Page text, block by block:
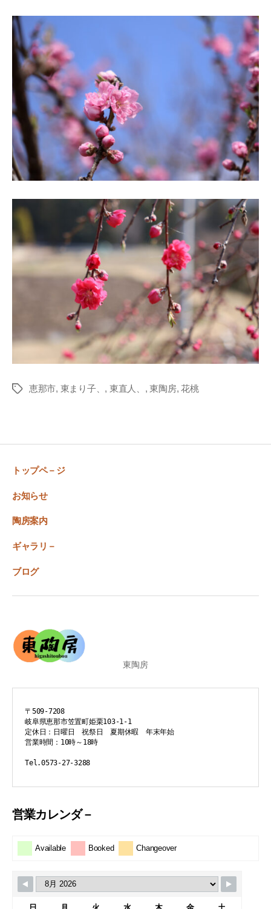
Tags恵那市, 東まり子、 , 東直人、 ,東陶房,花桃
トップペ－ジ
お知らせ
陶房案内
ギャラリ－
ブログ
東陶房
〒509-7208
岐阜県恵那市笠置町姫栗103-1-1
定休日：日曜日　祝祭日　夏期休暇　年末年始
営業時間：10時～18時
Tel.0573-27-3288
営業カレンダ－
Available Booked Changeover